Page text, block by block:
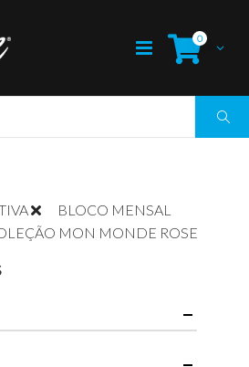
0
BLOCO MENSAL
MON MONDE ROSE